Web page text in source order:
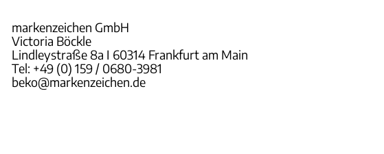
markenzeichen GmbH
Victoria Böckle
Lindleystraße 8a I 60314 Frankfurt am Main
Tel: +49 (0) 159 / 0680-3981
beko@markenzeichen.de